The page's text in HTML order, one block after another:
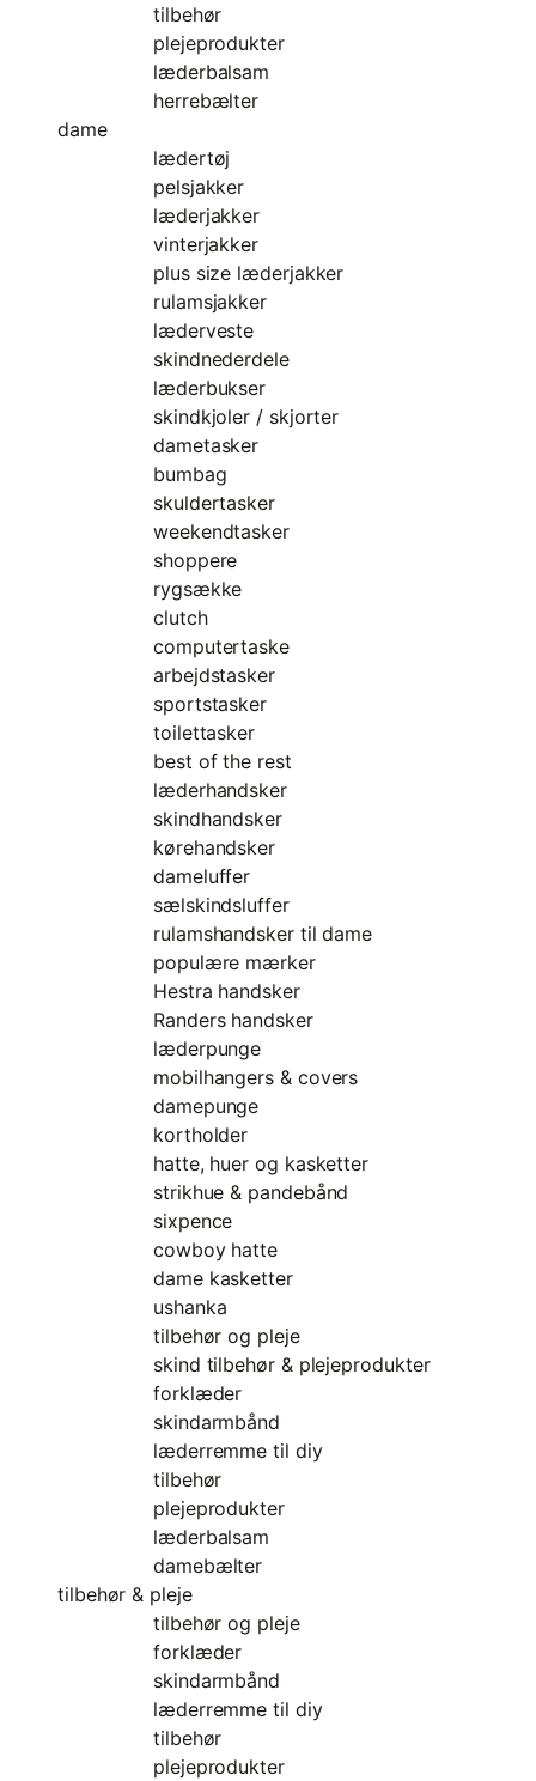
tilbehør
plejeprodukter
læderbalsam
herrebælter
dame
lædertøj
pelsjakker
læderjakker
vinterjakker
plus size læderjakker
rulamsjakker
læderveste
skindnederdele
læderbukser
skindkjoler / skjorter
dametasker
bumbag
skuldertasker
weekendtasker
shoppere
rygsække
clutch
computertaske
arbejdstasker
sportstasker
toilettasker
best of the rest
læderhandsker
skindhandsker
kørehandsker
dameluffer
sælskindsluffer
rulamshandsker til dame
populære mærker
Hestra handsker
Randers handsker
læderpunge
mobilhangers & covers
damepunge
kortholder
hatte, huer og kasketter
strikhue & pandebånd
sixpence
cowboy hatte
dame kasketter
ushanka
tilbehør og pleje
skind tilbehør & plejeprodukter
forklæder
skindarmbånd
læderremme til diy
tilbehør
plejeprodukter
læderbalsam
damebælter
tilbehør & pleje
tilbehør og pleje
forklæder
skindarmbånd
læderremme til diy
tilbehør
plejeprodukter